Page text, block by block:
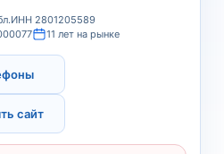
ИНН 2801205589
11 лет на рынке
сайт